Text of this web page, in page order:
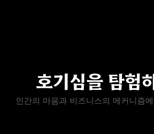
호기심을 탐험
인간의 마음과 비즈니스의 메커니즘